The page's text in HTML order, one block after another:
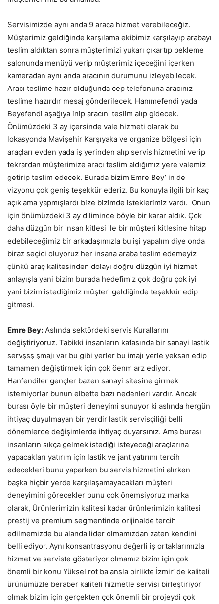
Servisimizde aynı anda 9 araca hizmet verebileceğiz.
Müşterimiz geldiğinde karşılama ekibimiz karşılayıp arabayı
teslim aldıktan sonra müşterimizi yukarı çıkartıp bekleme
salonunda menüyü verip müşterimiz içeceğini içerken
kameradan aynı anda aracının durumunu izleyebilecek.
Aracı teslime hazır olduğunda cep telefonuna aracınız
teslime hazırdır mesaj gönderilecek. Hanımefendi yada
Beyefendi aşağıya inip aracını teslim alıp gidecek.
Önümüzdeki 3 ay içersinde vale hizmeti olarak bu
lokasyonda Mavişehir Karşıyaka ve organize bölgesi için
araçları evden yada iş yerinden alıp servis hizmetini verip
tekrardan müşterimize aracı teslim aldığımız yere valemiz
getirip teslim edecek. Burada bizim Emre Bey’ in de
vizyonu çok geniş teşekkür ederiz. Bu konuyla ilgili bir kaç
açıklama yapmışlardı bize bizimde isteklerimiz vardı. Onun
için önümüzdeki 3 ay diliminde böyle bir karar aldık. Çok
daha düzgün bir insan kitlesi ile bir müşteri kitlesine hitap
edebileceğimiz bir arkadaşımızla bu işi yapalım diye onda
biraz seçici oluyoruz her insana araba teslim edemeyiz
çünkü araç kalitesinden dolayı doğru düzgün iyi hizmet
anlayışla yani bizim burada hedefimiz çok doğru çok iyi
yani bizim istediğimiz müşteri geldiğinde teşekkür edip
gitmesi.
Emre Bey: Aslında sektördeki servis Kurallarını
değiştiriyoruz. Tabikki insanların kafasında bir sanayi lastik
servşsş şmajı var bu gibi yerler bu imajı yerle yeksan edip
tamamen değiştirmek için çok öenm arz ediyor.
Hanfendiler gençler bazen sanayi sitesine girmek
istemiyorlar bunun elbette bazı nedenleri vardır. Ancak
burası öyle bir müşteri deneyimi sunuyor ki aslında hergün
ihtiyaç duyulmayan bir yerdir lastik servisçiliği belli
dönemlerde değişimlerde ihtiyaç duyarsınız. Ama burası
insanların sıkça gelmek istediği isteyeceği araçlarına
yapacakları yatırım için lastik ve jant yatırımı tercih
edecekleri bunu yaparken bu servis hizmetini alırken
başka hiçbir yerde karşılaşamayacakları müşteri
deneyimini görecekler bunu çok önemsiyoruz marka
olarak, Ürünlerimizin kalitesi kadar ürünlerimizin kalitesi
prestij ve premium segmentinde orijinalde tercih
edilmemizde bu alanda lider olmamızdan zaten kendini
belli ediyor. Aynı konsantrasyonu değerli iş ortaklarımızla
hizmet ve serviste gösteriyor olmamız bizim için çok
önemli bir konu Yüksel rot balansla birlikte İzmir’ de kaliteli
ürünümüzle beraber kaliteli hizmetle servisi birleştiriyor
olmak bizim için gerçekten çok önemli bir projeydi çok